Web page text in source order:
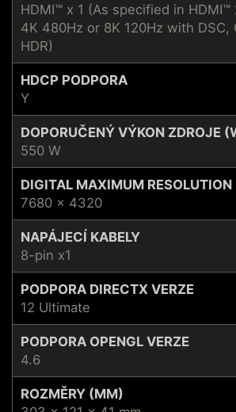
HDMI™ x 1 (As specified in HDMI™
4K 480Hz or 8K 120Hz with DSC,
HDR)
HDCP PODPORA
Y
DOPORUČENÝ VÝKON ZDROJE
550 W
DIGITAL MAXIMUM RESOLUTION
7680 x 4320
NAPÁJECÍ KABELY
8-pin x1
PODPORA DIRECTX VERZE
12 Ultimate
PODPORA OPENGL VERZE
4.6
ROZMĚRY (MM)